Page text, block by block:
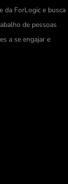
da ForLogic e busca
de pessoas
a se engajar e